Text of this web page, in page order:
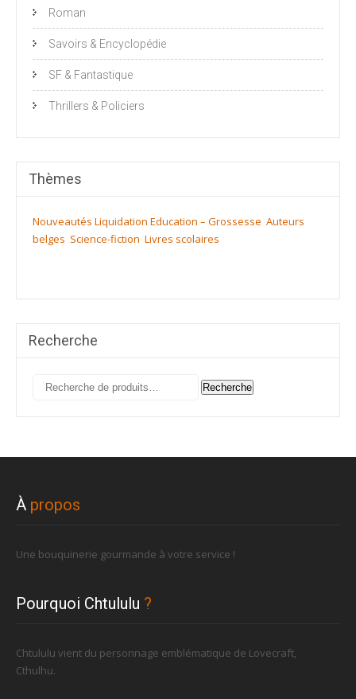
Roman
Savoirs & Encyclopédie
SF & Fantastique
Thrillers & Policiers
Thèmes
Nouveautés Liquidation Education – Grossesse Auteurs
belges Science-fiction Livres scolaires
Recherche
Recherche
Recherche
À propos
Une bouquinerie gourmande à votre service !
Pourquoi Chtululu ?
Chtululu vient du personnage emblématique de Lovecraft,
Cthulhu.